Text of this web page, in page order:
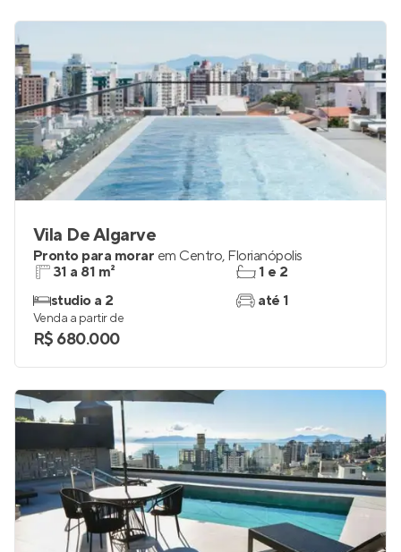
Vila De Algarve
Pronto para morar em Centro, Florianópolis
31 a 81 m²
studio a 2
1 e 2
até 1
Venda a partir de
R$ 680.000